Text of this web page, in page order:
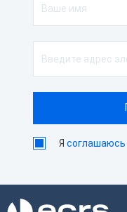
Ясоглашаюсь